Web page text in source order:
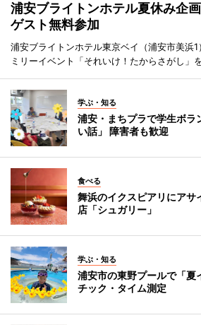
浦安ブライトンホテル夏休み企
ゲスト無料参加
浦安ブライトンホテル東京ベイ（浦安市美浜
ミリーイベント「それいけ！たからさがし」
学ぶ・知る
浦安・まちプラで学生ボラ
い話」 障害者も歓迎
食べる
舞浜のイクスピアリにアサ
店「シュガリー」
学ぶ・知る
浦安市の東野プールで「夏
チック・タイム測定